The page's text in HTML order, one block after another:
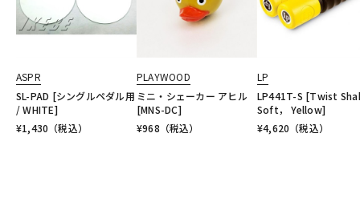
ASPR
SL-PAD [シングルペダル用
/ WHITE]
¥1,430 （税込）
PLAYWOOD
ミニ・シェーカー アヒル
[MNS-DC]
¥968 （税込）
LP
LP441T-S [Twist
Soft， Yellow]
¥4,620 （税込）